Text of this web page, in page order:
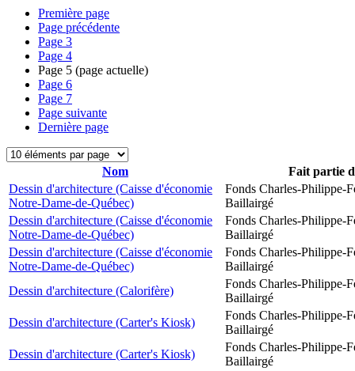
Première page
Page précédente
Page 3
Page 4
Page 5 (page actuelle)
Page 6
Page 7
Page suivante
Dernière page
Nom
Fait partie
Dessin d'architecture (Caisse d'économie
Notre-Dame-de-Québec)
Fonds Charles-Philippe-
Baillairgé
Dessin d'architecture (Caisse d'économie
Notre-Dame-de-Québec)
Fonds Charles-Philippe-
Baillairgé
Dessin d'architecture (Caisse d'économie
Notre-Dame-de-Québec)
Fonds Charles-Philippe-
Baillairgé
Dessin d'architecture (Calorifère)
Fonds Charles-Philippe-
Baillairgé
Dessin d'architecture (Carter's Kiosk)
Fonds Charles-Philippe-
Baillairgé
Dessin d'architecture (Carter's Kiosk)
Fonds Charles-Philippe-
Baillairgé